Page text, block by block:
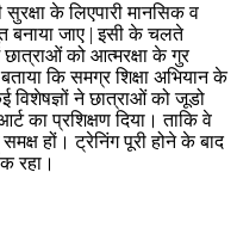
के लिएपारी मानसिक व
बनाया जाए | इसी के चलते
को आत्मरक्षा के गुर
कि समग्र शिक्षा अभियान के
विशेषज्ञों ने छात्राओं को जूडो
का प्रशिक्षण दिया। ताकि वे
हों। ट्रेनिंग पूरी होने के बाद
रहा।